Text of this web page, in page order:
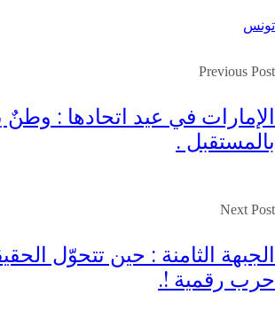
تونس
Previous Post
الإمارات في عيد اتحادها : وطنٌ
بالمستقبل .
Next Post
الجبهة الثامنة : حين تتحوّل
حرب رقمية !.